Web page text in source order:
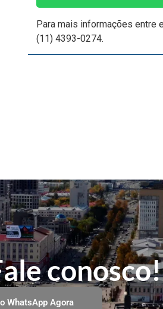
Para mais informações entre
(11) 4393-0274.
conosco!
WhatsApp Agora